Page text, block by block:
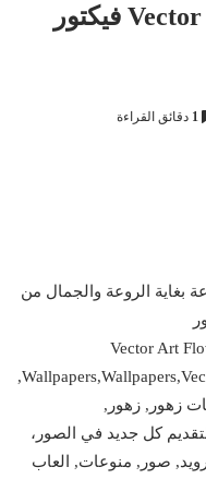
Vector Art Flowers Wallpapers فيكتور
1 دقائق القراءة
بغاية الروعة والجمال من
Vector Art
Wallpapers,Wallpapers,Vector Art Flowers, Art Flowers, Vector Art,
زهور, زهور,
كل جديد في الصور،
صور, منوعات, العاب